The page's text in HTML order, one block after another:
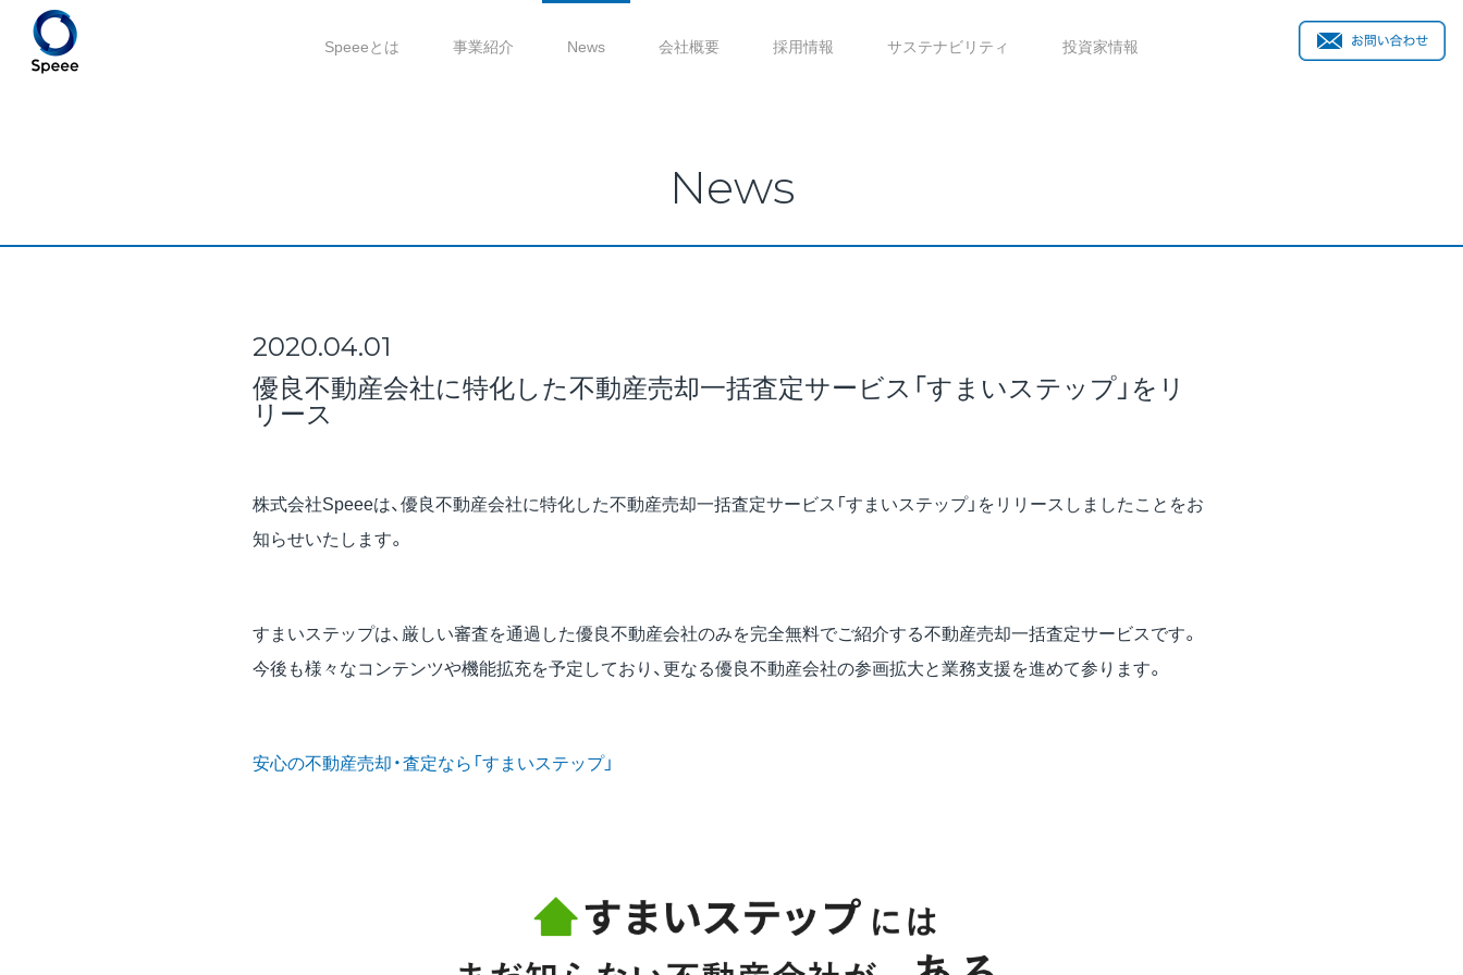
Speeeとは 事業紹介 News 会社概要 採用情報 サステナビリティ 投資家情報
News
2020.04.01
優良不動産会社に特化した不動産売却一括査定サービス「すまいステップ」をリ
リース
株式会社Speeeは、優良不動産会社に特化した不動産売却一括査定サービス「すまいステップ」をリリースしましたことをお
知らせいたします。
すまいステップは、厳しい審査を通過した優良不動産会社のみを完全無料でご紹介する不動産売却一括査定サービスです。
今後も様々なコンテンツや機能拡充を予定しており、更なる優良不動産会社の参画拡大と業務支援を進めて参ります。
安心の不動産売却・査定なら「すまいステップ」